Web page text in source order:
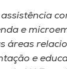
e
áreas
e